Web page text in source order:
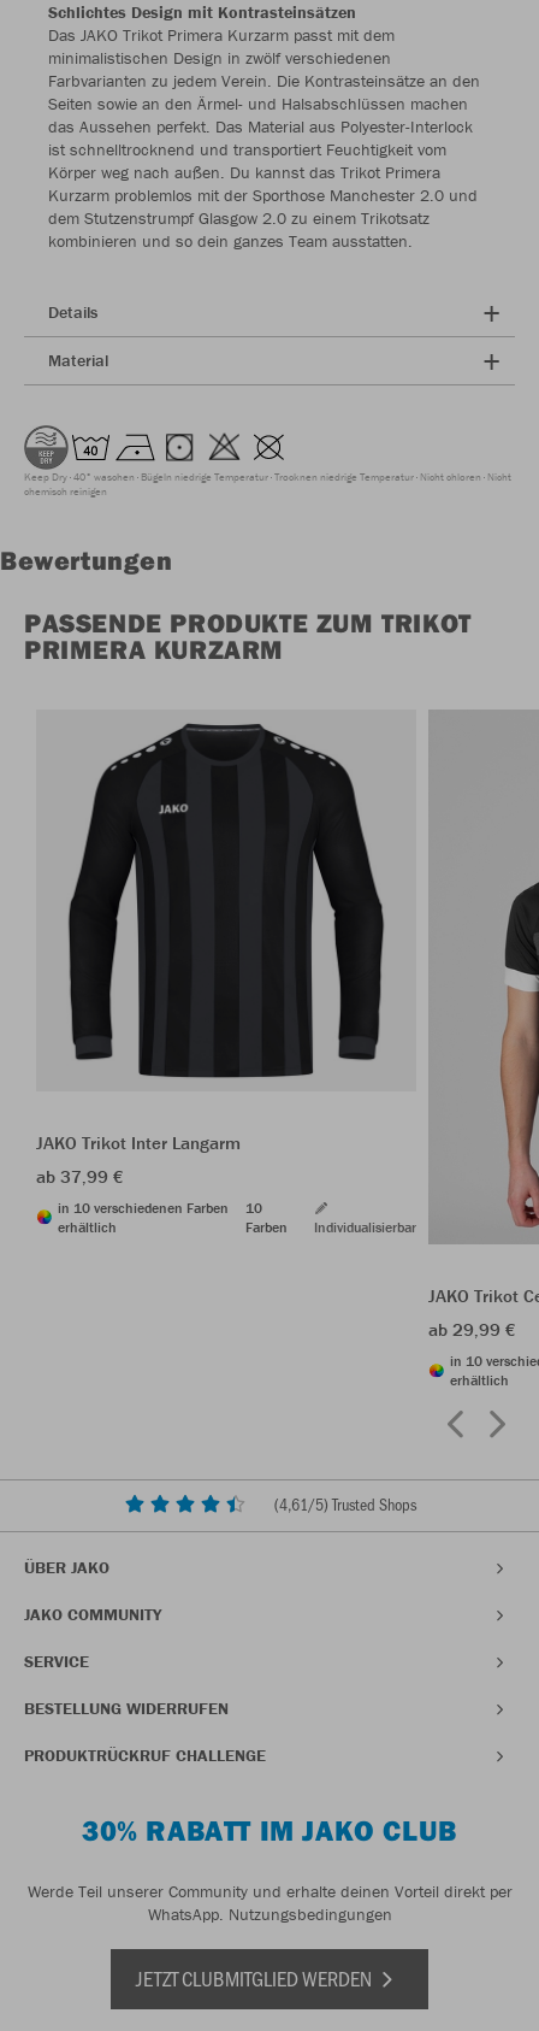
Schlichtes Design mit Kontrasteinsätzen
Das JAKO Trikot Primera Kurzarm passt mit dem
minimalistischen Design in zwölf verschiedenen
Farbvarianten zu jedem Verein. Die Kontrasteinsätze an den
Seiten sowie an den Ärmel- und Halsabschlüssen machen
das Aussehen perfekt. Das Material aus Polyester-Interlock
ist schnelltrocknend und transportiert Feuchtigkeit vom
Körper weg nach außen. Du kannst das Trikot Primera
Kurzarm problemlos mit der Sporthose Manchester 2.0 und
dem Stutzenstrumpf Glasgow 2.0 zu einem Trikotsatz
kombinieren und so dein ganzes Team ausstatten.
Details
Material
Keep Dry 40° waschen Bügeln niedrige Temperatur Trocknen niedrige Temperatur Nicht chloren Nicht
chemisch reinigen
Bewertungen
PASSENDE PRODUKTE ZUM TRIKOT
PRIMERA KURZARM
JAKO Trikot Inter Langarm
ab 37,99 €
in 10 verschiedenen Farben
erhältlich
10
Farben
Individualisierbar
JAKO Trikot
ab 29,99 €
in 10
erhältlich
(4,61/5) Trusted Shops
ÜBER JAKO
JAKO COMMUNITY
SERVICE
BESTELLUNG WIDERRUFEN
PRODUKTRÜCKRUF CHALLENGE
30% RABATT IM JAKO CLUB
Werde Teil unserer Community und erhalte deinen Vorteil direkt per
WhatsApp. Nutzungsbedingungen
JETZT CLUBMITGLIED WERDEN